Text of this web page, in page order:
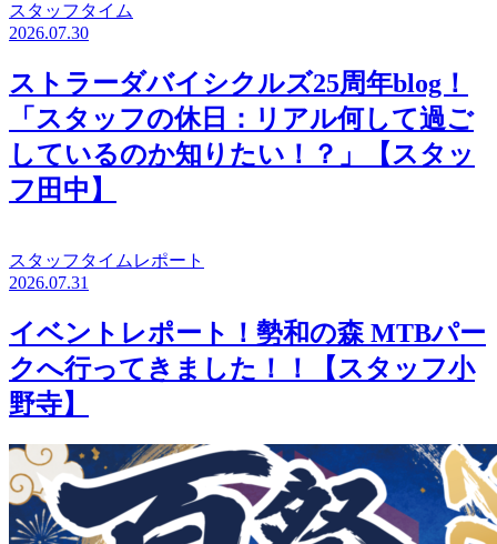
スタッフタイム
2026.07.30
ストラーダバイシクルズ25周年blog！
「スタッフの休日：リアル何して過ご
しているのか知りたい！？」【スタッ
フ田中】
スタッフタイムレポート
2026.07.31
イベントレポート！勢和の森 MTBパー
クへ行ってきました！！【スタッフ小
野寺】